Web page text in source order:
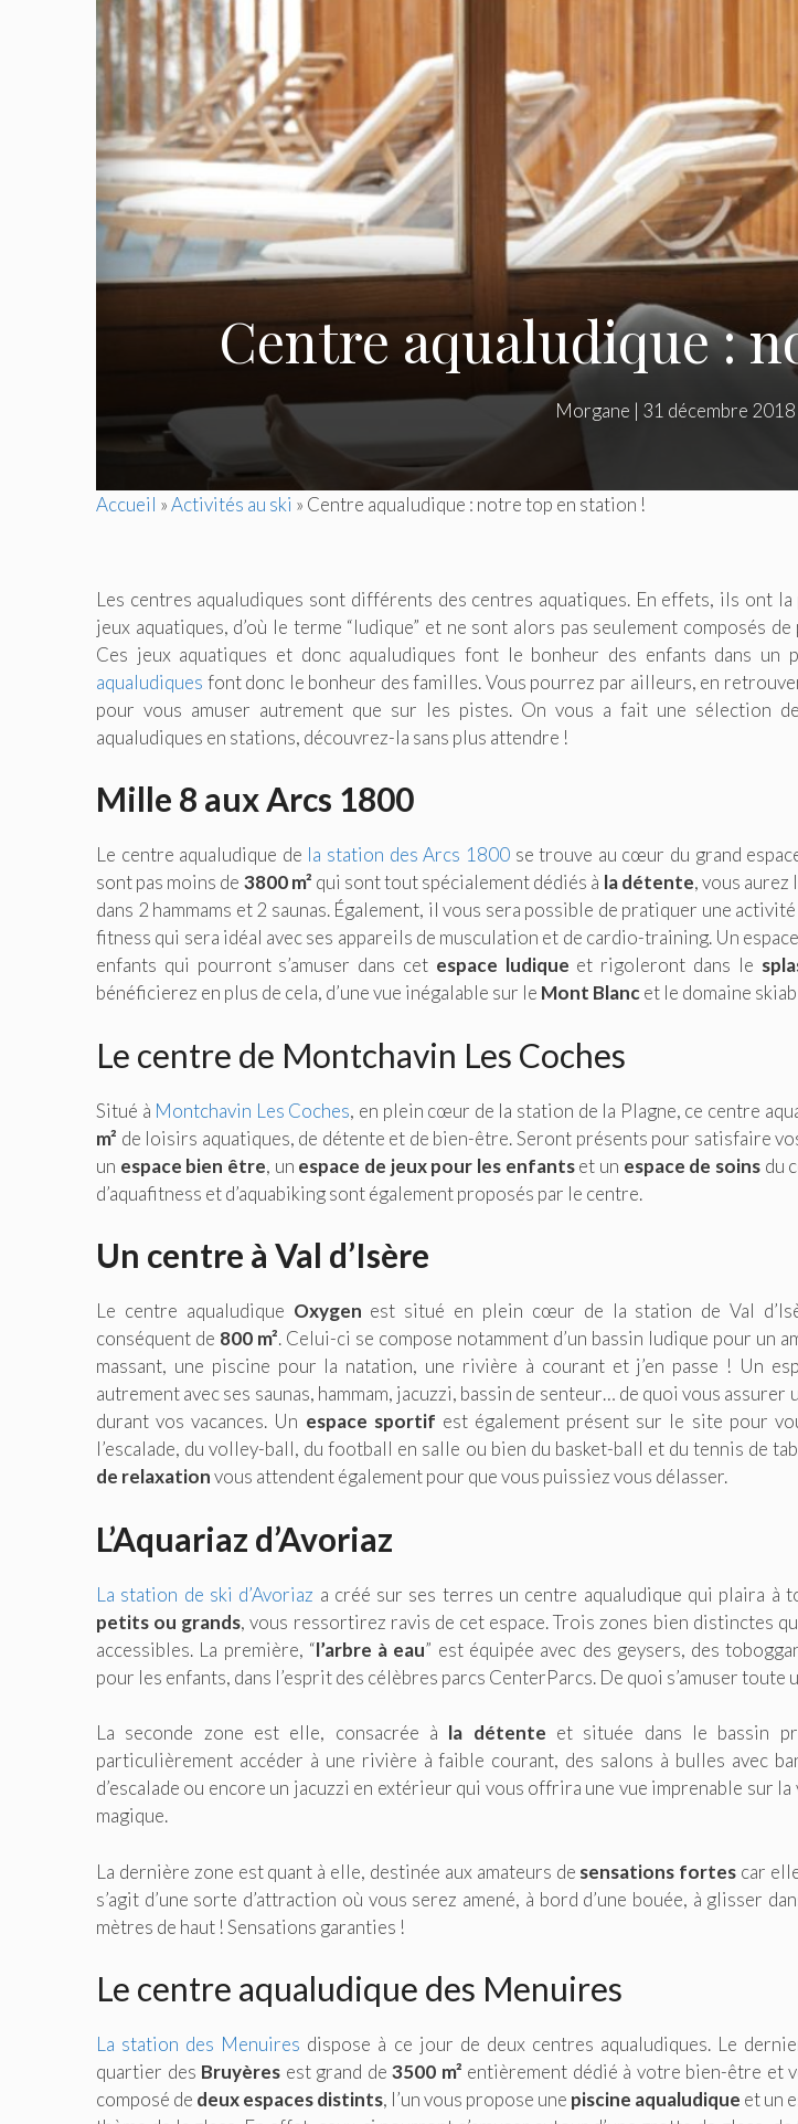
Centre aqualudique :
Morgane | 31 décembre 2018
Accueil »Activités au ski » Centre aqualudique : notre top en station !
Les centres aqualudiques sont différents des centres aquatiques. En effets, ils ont
jeux aquatiques, d’où le terme “ludique” et ne sont alors pas seulement composés
Ces jeux aquatiques et donc aqualudiques font le bonheur des enfants dans un
aqualudiques font donc le bonheur des familles. Vous pourrez par ailleurs, en
pour vous amuser autrement que sur les pistes. On vous a fait une sélection
aqualudiques en stations, découvrez-la sans plus attendre !
Mille 8 aux Arcs 1800
Le centre aqualudique de la station des Arcs 1800se trouve au cœur du grand
sont pas moins de 3800 m² qui sont tout spécialement dédiés à la détente, vous aurez
dans 2 hammams et 2 saunas. Également, il vous sera possible de pratiquer une activité
fitness qui sera idéal avec ses appareils de musculation et de cardio-training. Un
enfants qui pourront s’amuser dans cet espace ludique et rigoleront dans le
bénéficierez en plus de cela, d’une vue inégalable sur le Mont Blancet le domaine
Le centre de Montchavin Les Coches
Situé à Montchavin Les Coches, en plein cœur de la station de la Plagne, ce centre
m² de loisirs aquatiques, de détente et de bien-être. Seront présents pour satisfaire
un espace bien être, un espace de jeux pour les enfantset un espace de soinsdu
d’aquafitness et d’aquabiking sont également proposés par le centre.
Un centre à Val d’Isère
Le centre aqualudique Oxygen est situé en plein cœur de la station de Val
conséquent de 800 m². Celui-ci se compose notamment d’un bassin ludique pour un
massant, une piscine pour la natation, une rivière à courant et j’en passe ! Un
autrement avec ses saunas, hammam, jacuzzi, bassin de senteur… de quoi vous assurer
durant vos vacances. Un espace sportif est également présent sur le site pour
l’escalade, du volley-ball, du football en salle ou bien du basket-ball et du tennis de
de relaxationvous attendent également pour que vous puissiez vous délasser.
L’Aquariaz d’Avoriaz
La station de ski d’Avoriaz a créé sur ses terres un centre aqualudique qui plaira à
petits ou grands, vous ressortirez ravis de cet espace. Trois zones bien distinctes
accessibles. La première, “l’arbre à eau” est équipée avec des geysers, des
pour les enfants, dans l’esprit des célèbres parcs CenterParcs. De quoi s’amuser toute
La seconde zone est elle, consacrée à la détente et située dans le bassin
particulièrement accéder à une rivière à faible courant, des salons à bulles avec
d’escalade ou encore un jacuzzi en extérieur qui vous offrira une vue imprenable sur la
magique.
La dernière zone est quant à elle, destinée aux amateurs de sensations fortes car
s’agit d’une sorte d’attraction où vous serez amené, à bord d’une bouée, à glisser
mètres de haut ! Sensations garanties !
Le centre aqualudique des Menuires
La station des Menuires dispose à ce jour de deux centres aqualudiques. Le
quartier des Bruyères est grand de3500 m² entièrement dédié à votre bien-être et
composé de deux espaces distints, l’un vous propose une piscine aqualudique et un